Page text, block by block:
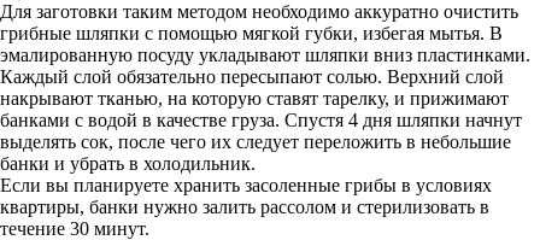
Для заготовки таким методом необходимо аккуратно очистить
грибные шляпки с помощью мягкой губки, избегая мытья. В
эмалированную посуду укладывают шляпки вниз пластинками.
Каждый слой обязательно пересыпают солью. Верхний слой
накрывают тканью, на которую ставят тарелку, и прижимают
банками с водой в качестве груза. Спустя 4 дня шляпки начнут
выделять сок, после чего их следует переложить в небольшие
банки и убрать в холодильник.
Если вы планируете хранить засоленные грибы в условиях
квартиры, банки нужно залить рассолом и стерилизовать в
течение 30 минут.